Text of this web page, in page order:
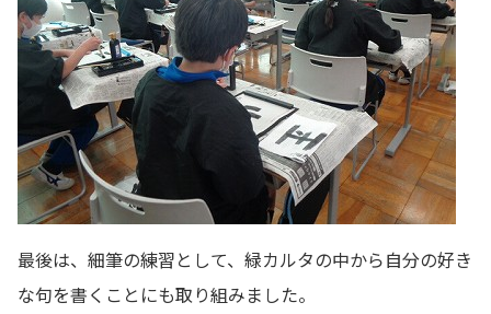
最後は、細筆の練習として、緑カルタの中から自分の好き
な句を書くことにも取り組みました。